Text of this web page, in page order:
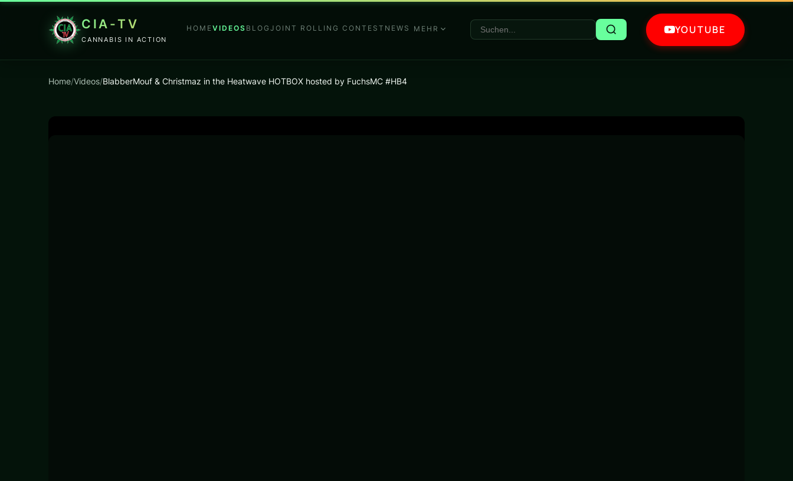
CIA-TV
CANNABIS IN ACTION
HOMEVIDEOS BLOGJOINT ROLLING CONTEST NEWS MEHR YOUTUBE
Home/Videos/BlabberMouf & Christmaz in the Heatwave HOTBOX hosted by FuchsMC #HB4